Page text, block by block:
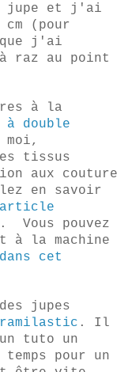
jupe et j'ai
(pour
que j'ai
raz au point
à la
à double
tissus
aux couture
en savoir
Vous pouvez
à la machine
dans cet
jupes
. Il
tuto un
pour un